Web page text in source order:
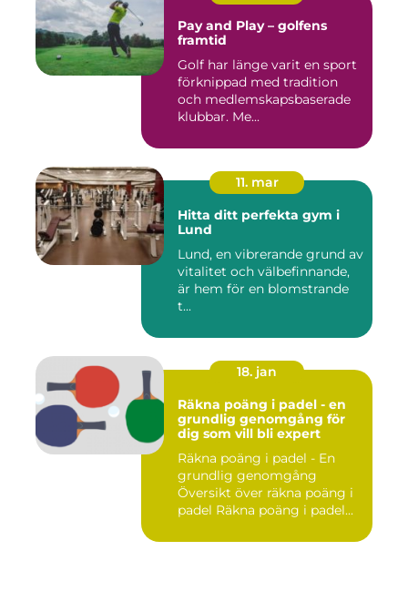
Pay and Play – golfens
framtid
Golf har länge varit en sport
förknippad med tradition
och medlemskapsbaserade
klubbar. Me...
11. mar
Hitta ditt perfekta gym i
Lund
Lund, en vibrerande grund av
vitalitet och välbefinnande,
är hem för en blomstrande
t...
18. jan
Räkna poäng i padel - en
grundlig genomgång för
dig som vill bli expert
Räkna poäng i padel - En
grundlig genomgång
Översikt över räkna poäng i
padel Räkna poäng i padel...